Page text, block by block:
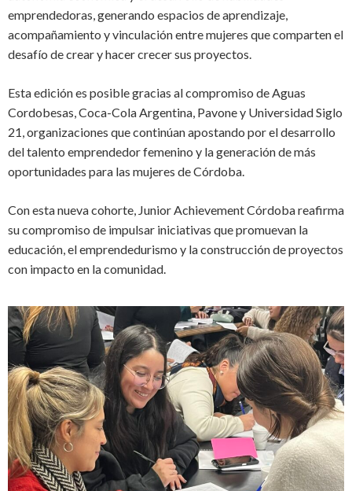
emprendedoras, generando espacios de aprendizaje,
acompañamiento y vinculación entre mujeres que comparten el
desafío de crear y hacer crecer sus proyectos.
Esta edición es posible gracias al compromiso de Aguas
Cordobesas, Coca-Cola Argentina, Pavone y Universidad Siglo
21, organizaciones que continúan apostando por el desarrollo
del talento emprendedor femenino y la generación de más
oportunidades para las mujeres de Córdoba.
Con esta nueva cohorte, Junior Achievement Córdoba reafirma
su compromiso de impulsar iniciativas que promuevan la
educación, el emprendedurismo y la construcción de proyectos
con impacto en la comunidad.